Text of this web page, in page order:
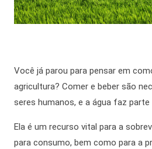
Você já parou para pensar em
agricultura? Comer e beber são
seres humanos, e a água faz parte
Ela é um recurso vital para a
para consumo, bem como para a